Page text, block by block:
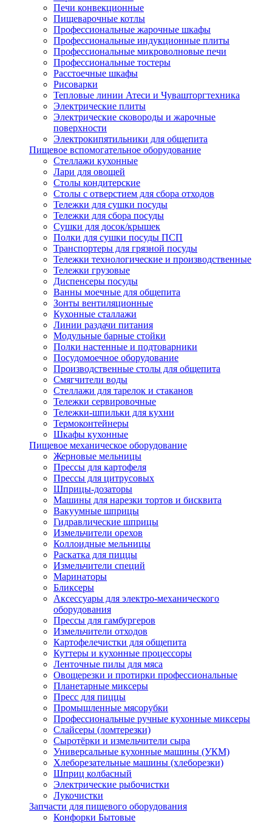
Печи конвекционные
Пищеварочные котлы
Профессиональные жарочные шкафы
Профессиональные индукционные плиты
Профессиональные микроволновые печи
Профессиональные тостеры
Расстоечные шкафы
Рисоварки
Тепловые линии Атеси и Чувашторгтехника
Электрические плиты
Электрические сковороды и жарочные
поверхности
Электрокипятильники для общепита
Пищевое вспомогательное оборудование
Стеллажи кухонные
Лари для овощей
Столы кондитерские
Столы с отверстием для сбора отходов
Тележки для сушки посуды
Тележки для сбора посуды
Сушки для досок/крышек
Полки для сушки посуды ПСП
Транспортеры для грязной посуды
Тележки технологические и производственные
Тележки грузовые
Диспенсеры посуды
Ванны моечные для общепита
Зонты вентиляционные
Кухонные сталлажи
Линии раздачи питания
Модульные барные стойки
Полки настенные и подтоварники
Посудомоечное оборудование
Производственные столы для общепита
Смягчители воды
Стеллажи для тарелок и стаканов
Тележки сервировочные
Тележки-шпильки для кухни
Термоконтейнеры
Шкафы кухонные
Пищевое механическое оборудование
Жерновые мельницы
Прессы для картофеля
Прессы для цитрусовых
Шприцы-дозаторы
Машины для нарезки тортов и бисквита
Вакуумные шприцы
Гидравлические шприцы
Измельчители орехов
Коллоидные мельницы
Раскатка для пиццы
Измельчители специй
Маринаторы
Бликсеры
Аксессуары для электро-механического
оборудования
Прессы для гамбургеров
Измельчители отходов
Картофелечистки для общепита
Куттеры и кухонные процессоры
Ленточные пилы для мяса
Овощерезки и протирки профессиональные
Планетарные миксеры
Пресс для пиццы
Промышленные мясорубки
Профессиональные ручные кухонные миксеры
Слайсеры (ломтерезки)
Сыротёрки и измельчители сыра
Универсальные кухонные машины (УКМ)
Хлеборезательные машины (хлеборезки)
Шприц колбасный
Электрические рыбочистки
Лукочистки
Запчасти для пищевого оборудования
Конфорки Бытовые